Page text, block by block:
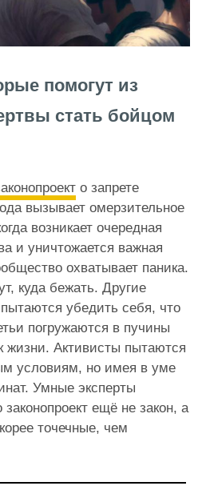
помогут из
стать бойцом
о запрете
вызывает омерзительное
возникает очередная
и уничтожается важная
охватывает паника.
куда бежать. Другие
убедить себя, что
погружаются в пучины
жизни. Активисты пытаются
условиям, но имея в уме
Умные эксперты
ещё не закон, а
точечные, чем